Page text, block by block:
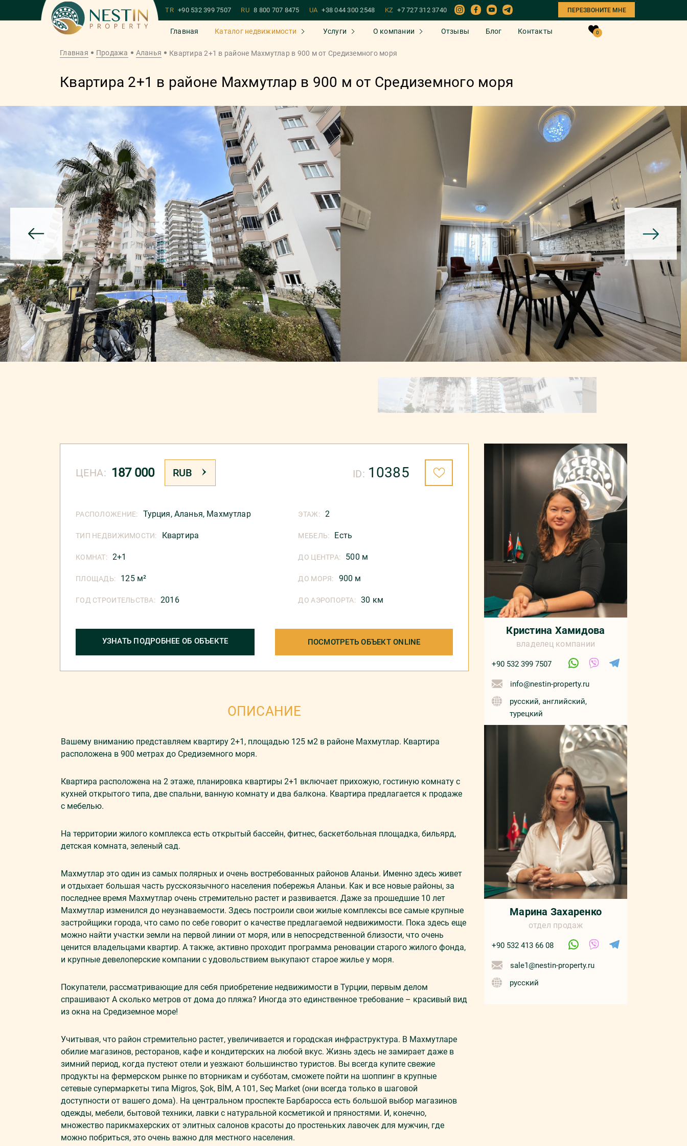
TR +90 532 399 7507 RU 8 800 707 8475 UA +38 044 300 2548 KZ +7 727 312 3740 ПЕРЕЗВОНИТЕ МНЕ
Главная Каталог недвижимости Услуги О компании Отзывы Блог Контакты 0
Главная Продажа Аланья Квартира 2+1 в районе Махмутлар в 900 м от Средиземного моря
Квартира 2+1 в районе Махмутлар в 900 м от Средиземного моря
ЦЕНА: 187 000 RUB ID: 10385
РАСПОЛОЖЕНИЕ: Турция, Аланья, Махмутлар ЭТАЖ: 2
ТИП НЕДВИЖИМОСТИ: Квартира МЕБЕЛЬ: Есть
КОМНАТ: 2+1 ДО ЦЕНТРА: 500 м
ПЛОЩАДЬ: 125 м² ДО МОРЯ: 900 м
ГОД СТРОИТЕЛЬСТВА: 2016 ДО АЭРОПОРТА: 30 км
УЗНАТЬ ПОДРОБНЕЕ ОБ ОБЪЕКТЕ ПОСМОТРЕТЬ ОБЪЕКТ ONLINE
ОПИСАНИЕ
Вашему вниманию представляем квартиру 2+1, площадью 125 м2 в районе Махмутлар. Квартира
расположена в 900 метрах до Средиземного моря.
Квартира расположена на 2 этаже, планировка квартиры 2+1 включает прихожую, гостиную комнату с
кухней открытого типа, две спальни, ванную комнату и два балкона. Квартира предлагается к продаже
с мебелью.
На территории жилого комплекса есть открытый бассейн, фитнес, баскетбольная площадка, бильярд,
детская комната, зеленый сад.
Махмутлар это один из самых полярных и очень востребованных районов Аланьи. Именно здесь живет
и отдыхает большая часть русскоязычного населения побережья Аланьи. Как и все новые районы, за
последнее время Махмутлар очень стремительно растет и развивается. Даже за прошедшие 10 лет
Махмутлар изменился до неузнаваемости. Здесь построили свои жилые комплексы все самые крупные
застройщики города, что само по себе говорит о качестве предлагаемой недвижимости. Пока здесь еще
можно найти участки земли на первой линии от моря, или в непосредственной близости, что очень
ценится владельцами квартир. А также, активно проходит программа реновации старого жилого фонда,
и крупные девелоперские компании с удовольствием выкупают старое жилье у моря.
Покупатели, рассматривающие для себя приобретение недвижимости в Турции, первым делом
спрашивают А сколько метров от дома до пляжа? Иногда это единственное требование – красивый вид
из окна на Средиземное море!
Учитывая, что район стремительно растет, увеличивается и городская инфраструктура. В Махмутларе
обилие магазинов, ресторанов, кафе и кондитерских на любой вкус. Жизнь здесь не замирает даже в
зимний период, когда пустеют отели и уезжают большинство туристов. Вы всегда купите свежие
продукты на фермерском рынке по вторникам и субботам, сможете пойти на шоппинг в крупные
сетевые супермаркеты типа Migros, Şok, BİM, A 101, Seç Market (они всегда только в шаговой
доступности от вашего дома). На центральном проспекте Барбаросса есть большой выбор магазинов
одежды, мебели, бытовой техники, лавки с натуральной косметикой и пряностями. И, конечно,
множество парикмахерских от элитных салонов красоты до простеньких лавочек для мужчин, где
можно побриться, это очень важно для местного населения.
Кристина Хамидова
владелец компании
+90 532 399 7507
info@nestin-property.ru
русский, английский,
турецкий
Марина Захаренко
отдел продаж
+90 532 413 66 08
sale1@nestin-property.ru
русский